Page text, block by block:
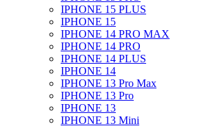
IPHONE 15 PLUS
IPHONE 15
IPHONE 14 PRO MAX
IPHONE 14 PRO
IPHONE 14 PLUS
IPHONE 14
IPHONE 13 Pro Max
IPHONE 13 Pro
IPHONE 13
IPHONE 13 Mini